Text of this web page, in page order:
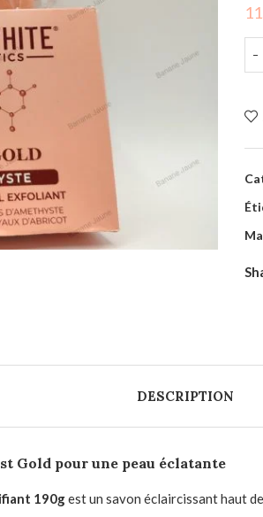
DESCRIPTION
Gold pour une peau éclatante
190gest un savon éclaircissant haut